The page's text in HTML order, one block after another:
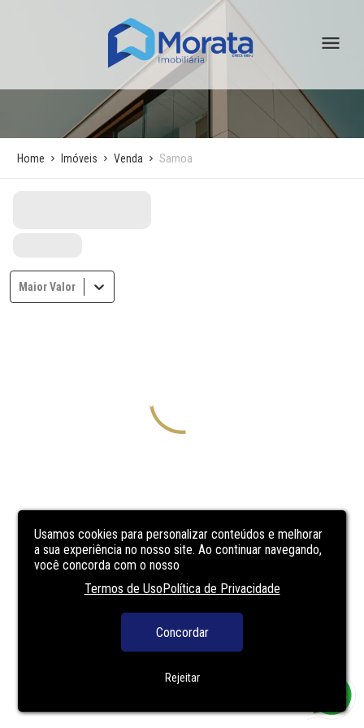
Usamos cookies para personalizar conteúdos e melhorar
a sua experiência no nosso site. Ao continuar navegando,
você concorda com o nosso
Termos de UsoPolítica de Privacidade
Concordar
Rejeitar
Home Imóveis Venda Samoa
Maior Valor